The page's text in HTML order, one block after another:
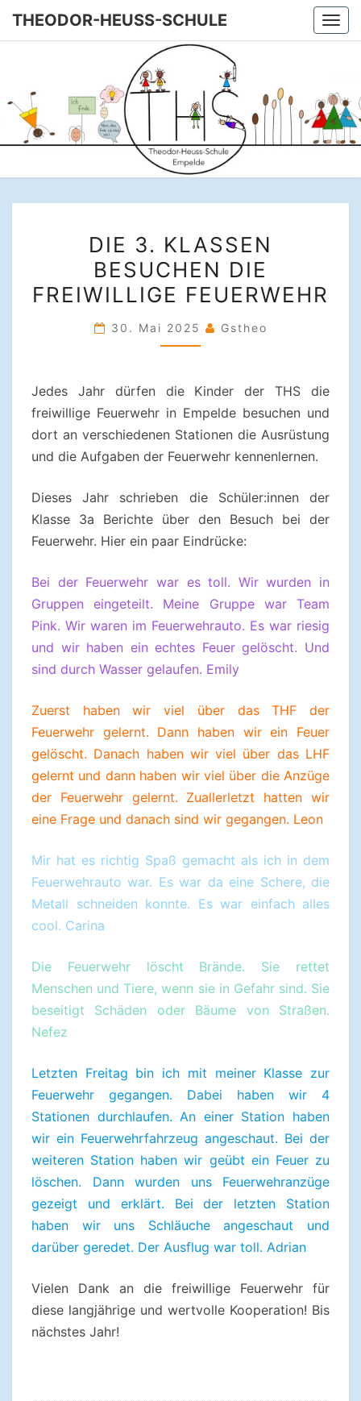
Skip
THEODOR-HEUSS-SCHULE
HEUSS-
SCHULE
Unsere
Grundschule
In Empelde
3.
KLASSEN
BESUCHEN
FREIWILLIGE
DIE 3. KLASSEN
BESUCHEN DIE
FREIWILLIGE FEUERWEHR
30. Mai 2025 Gstheo
Jedes Jahr dürfen die Kinder der THS die
freiwillige Feuerwehr in Empelde besuchen und
dort an verschiedenen Stationen die Ausrüstung
und die Aufgaben der Feuerwehr kennenlernen.
Dieses Jahr schrieben die Schüler:innen der
Klasse 3a Berichte über den Besuch bei der
Feuerwehr. Hier ein paar Eindrücke:
Bei der Feuerwehr war es toll. Wir wurden in
Gruppen eingeteilt. Meine Gruppe war Team
Pink. Wir waren im Feuerwehrauto. Es war riesig
und wir haben ein echtes Feuer gelöscht. Und
sind durch Wasser gelaufen. Emily
Zuerst haben wir viel über das THF der
Feuerwehr gelernt. Dann haben wir ein Feuer
gelöscht. Danach haben wir viel über das LHF
gelernt und dann haben wir viel über die Anzüge
der Feuerwehr gelernt. Zuallerletzt hatten wir
eine Frage und danach sind wir gegangen. Leon
Mir hat es richtig Spaß gemacht als ich in dem
Feuerwehrauto war. Es war da eine Schere, die
Metall schneiden konnte. Es war einfach alles
cool. Carina
Die Feuerwehr löscht Brände. Sie rettet
Menschen und Tiere, wenn sie in Gefahr sind. Sie
beseitigt Schäden oder Bäume von Straßen.
Nefez
Letzten Freitag bin ich mit meiner Klasse zur
Feuerwehr gegangen. Dabei haben wir 4
Stationen durchlaufen. An einer Station haben
wir ein Feuerwehrfahrzeug angeschaut. Bei der
weiteren Station haben wir geübt ein Feuer zu
löschen. Dann wurden uns Feuerwehranzüge
gezeigt und erklärt. Bei der letzten Station
haben wir uns Schläuche angeschaut und
darüber geredet. Der Ausflug war toll. Adrian
Vielen Dank an die freiwillige Feuerwehr für
diese langjährige und wertvolle Kooperation! Bis
nächstes Jahr!